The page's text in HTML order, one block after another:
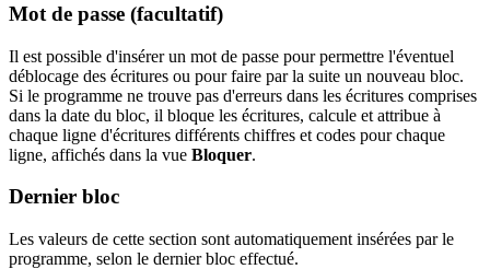
Mot de passe (facultatif)
Il est possible d'insérer un mot de passe pour permettre l'éventuel
déblocage des écritures ou pour faire par la suite un nouveau bloc.
Si le programme ne trouve pas d'erreurs dans les écritures comprises
dans la date du bloc, il bloque les écritures, calcule et attribue à
chaque ligne d'écritures différents chiffres et codes pour chaque
ligne, affichés dans la vue Bloquer.
Dernier bloc
Les valeurs de cette section sont automatiquement insérées par le
programme, selon le dernier bloc effectué.